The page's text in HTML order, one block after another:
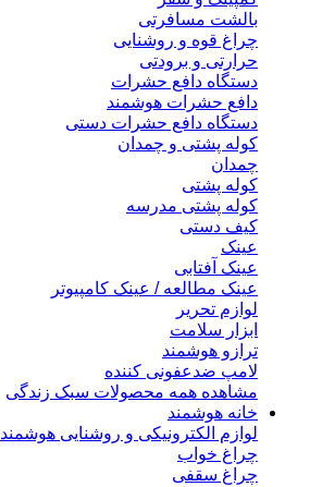
بالشت مسافرتی
چراغ قوه و روشنایی
حرارتی و برودتی
دستگاه دافع حشرات
دافع حشرات هوشمند
دستگاه دافع حشرات دستی
کوله پشتی و چمدان
چمدان
کوله پشتی
کوله پشتی مدرسه
کیف دستی
عینک
عینک آفتابی
عینک مطالعه / عینک کامپیوتر
لوازم تحریر
ابزار سلامت
ترازو هوشمند
لامپ ضدعفونی کننده
مشاهده همه محصولات سبک زندگی
خانه هوشمند
لوازم الکترونیکی و روشنایی هوشمند
چراغ خواب
چراغ سقفی